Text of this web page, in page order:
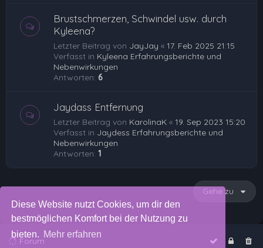
Diese Website nutzt Cookies, um dir den
bestmöglichen Komfort bei der Nutzung zu
bieten. Mehr erfahren
Brustschmerzen, Schwindel usw. durch
Kyleena?
Letzter Beitrag von JayJay « 17. Feb 2025 21:15
Verfasst in Kyleena Erfahrungsberichte und
Nebenwirkungen
Antworten: 6
Jaydass Entfernung
Letzter Beitrag von KarolinaK « 19. Sep 2023 15:20
Verfasst in Jaydess Erfahrungsberichte und
Nebenwirkungen
Antworten: 1
Gehe zu
Forum